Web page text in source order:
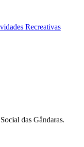
Recreativas
das Gândaras.